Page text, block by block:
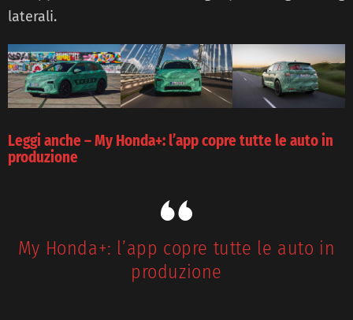
laterali.
Leggi anche – My Honda+: l’app copre tutte le auto in
produzione
My Honda+: l’app copre tutte le auto in
produzione